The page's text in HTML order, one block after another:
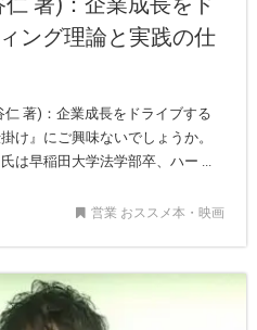
ング理論と実践の仕
著)：企業成長をドライブする
け』にご興味ないでしょうか。
は早稲田大学法学部卒、ハー ...
営業 おススメ本・映画